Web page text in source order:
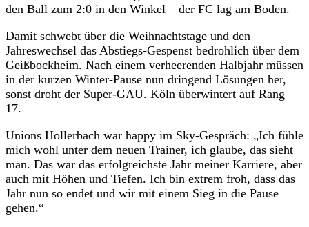
den Ball zum 2:0 in den Winkel – der FC lag am Boden.
Damit schwebt über die Weihnachtstage und den
Jahreswechsel das Abstiegs-Gespenst bedrohlich über dem
Geißbockheim. Nach einem verheerenden Halbjahr müssen
in der kurzen Winter-Pause nun dringend Lösungen her,
sonst droht der Super-GAU. Köln überwintert auf Rang
17.
Unions Hollerbach war happy im Sky-Gespräch: „Ich fühle
mich wohl unter dem neuen Trainer, ich glaube, das sieht
man. Das war das erfolgreichste Jahr meiner Karriere, aber
auch mit Höhen und Tiefen. Ich bin extrem froh, dass das
Jahr nun so endet und wir mit einem Sieg in die Pause
gehen.“